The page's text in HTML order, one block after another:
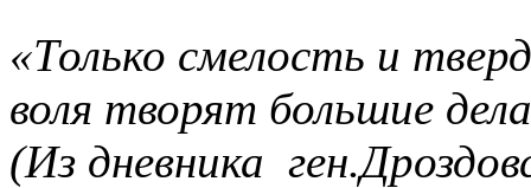
«Только смелость и
воля творят большие
(Из дневника